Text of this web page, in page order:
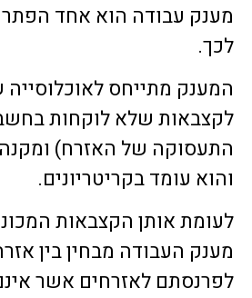
מענק עבודה הוא אחד
לכך.
המענק מתייחס לאוכלוסייה
לקצבאות שלא לוקחות
התעסוקה של האזרח) ומקנה
והוא עומד בקריטריונים.
לעומת אותן הקצבאות
מענק העבודה מבחין בין
לפרנסתם לאזרחים אשר